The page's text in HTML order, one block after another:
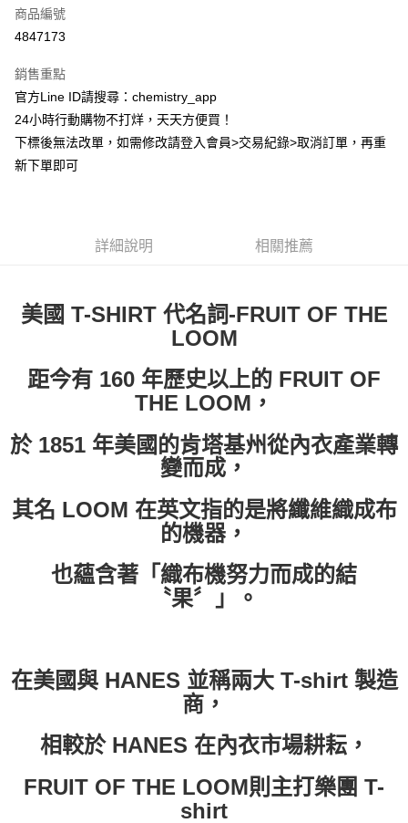
超商取貨付款
Apple Pay
街口支付
悠遊付
付款後全家取貨
7-11取貨付款
每筆NT$60，滿NT$399(含以上)免運費
付款後7-11取貨
每筆NT$60，滿NT$399(含以上)免運費
順豐快遞宅配
每筆NT$150，滿NT$6,000(含以上)免運費
付款後門市自取
商品編號
4847173
銷售重點
官方Line ID請搜尋：chemistry_app
24小時行動購物不打烊，天天方便買！
下標後無法改單，如需修改請登入會員>交易紀錄>取消訂單，再重
新下單即可
詳細說明 相關推薦
美國 T-SHIRT 代名詞-FRUIT OF THE
LOOM
距今有 160 年歷史以上的 FRUIT OF
THE LOOM，
於 1851 年美國的肯塔基州從內衣產業轉
變而成，
其名 LOOM 在英文指的是將纖維織成布
的機器，
也蘊含著「織布機努力而成的結
〝果〞」。
在美國與 HANES 並稱兩大 T-shirt 製造
商，
相較於 HANES 在內衣市場耕耘，
FRUIT OF THE LOOM則主打樂團 T-
shirt